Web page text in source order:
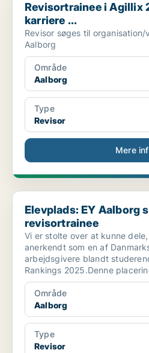
Revisortrainee i Agillix
karriere ...
Revisor søges til
Aalborg
Område
Aalborg
Type
Revisor
Mere
Elevplads: EY Aalborg søger
Elevplads: EY Aalborg
revisortrainee
Vi er stolte over at kunne
anerkendt som en af
arbejdsgivere blandt
Rankings 2025.Denne
Område
Aalborg
Type
Revisor